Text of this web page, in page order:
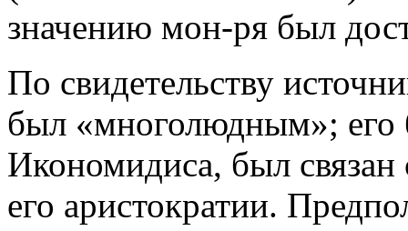
значению мон-ря был
По свидетельству
был «многолюдным»;
Икономидиса, был
его аристократии.